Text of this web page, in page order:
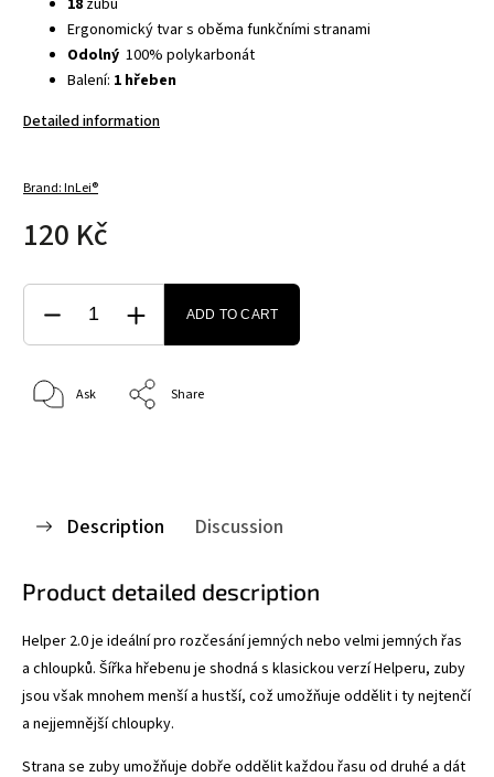
Ergonomický tvar s oběma funkčními stranami
Odolný 100% polykarbonát
Balení: 1 hřeben
Detailed information
Brand:InLei®
120 Kč
ADD TO CART
Ask Share
Description Discussion
Product detailed description
Helper 2.0 je ideální pro rozčesání jemných nebo velmi jemných řas
a chloupků. Šířka hřebenu je shodná s klasickou verzí Helperu, zuby
jsou však mnohem menší a hustší, což umožňuje oddělit i ty nejtenčí
a nejjemnější chloupky.
Strana se zuby umožňuje dobře oddělit každou řasu od druhé a dát